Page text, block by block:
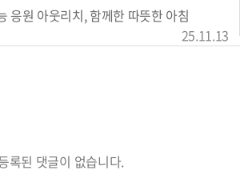
응원 아웃리치, 함께한 따뜻한 아침
25.11.13
록된 댓글이 없습니다.